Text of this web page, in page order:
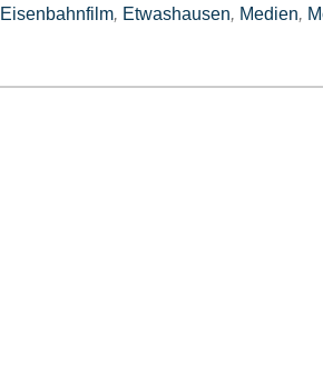
Eisenbahnfilm, Etwashausen, Medien,